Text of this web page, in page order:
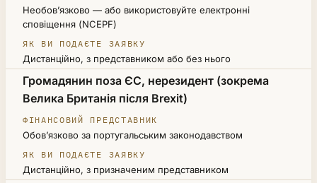
ЯК ВИ ПОДАЄТЕ ЗАЯВКУ
Необов’язково — або використовуйте електронні
сповіщення (NCEPF)
Дистанційно, з представником або без нього
Громадянин поза ЄС, нерезидент (зокрема
Велика Британія після Brexit)
Обов’язково за португальським законодавством
Дистанційно, з призначеним представником